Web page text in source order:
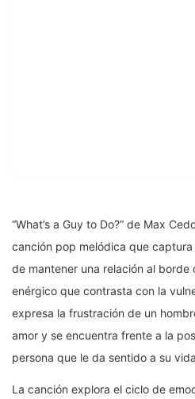
“What’s a Guy to Do?” de Max
canción pop melódica que
de mantener una relación al borde
enérgico que contrasta con la
expresa la frustración de un
amor y se encuentra frente a la
persona que le da sentido a su
La canción explora el ciclo de